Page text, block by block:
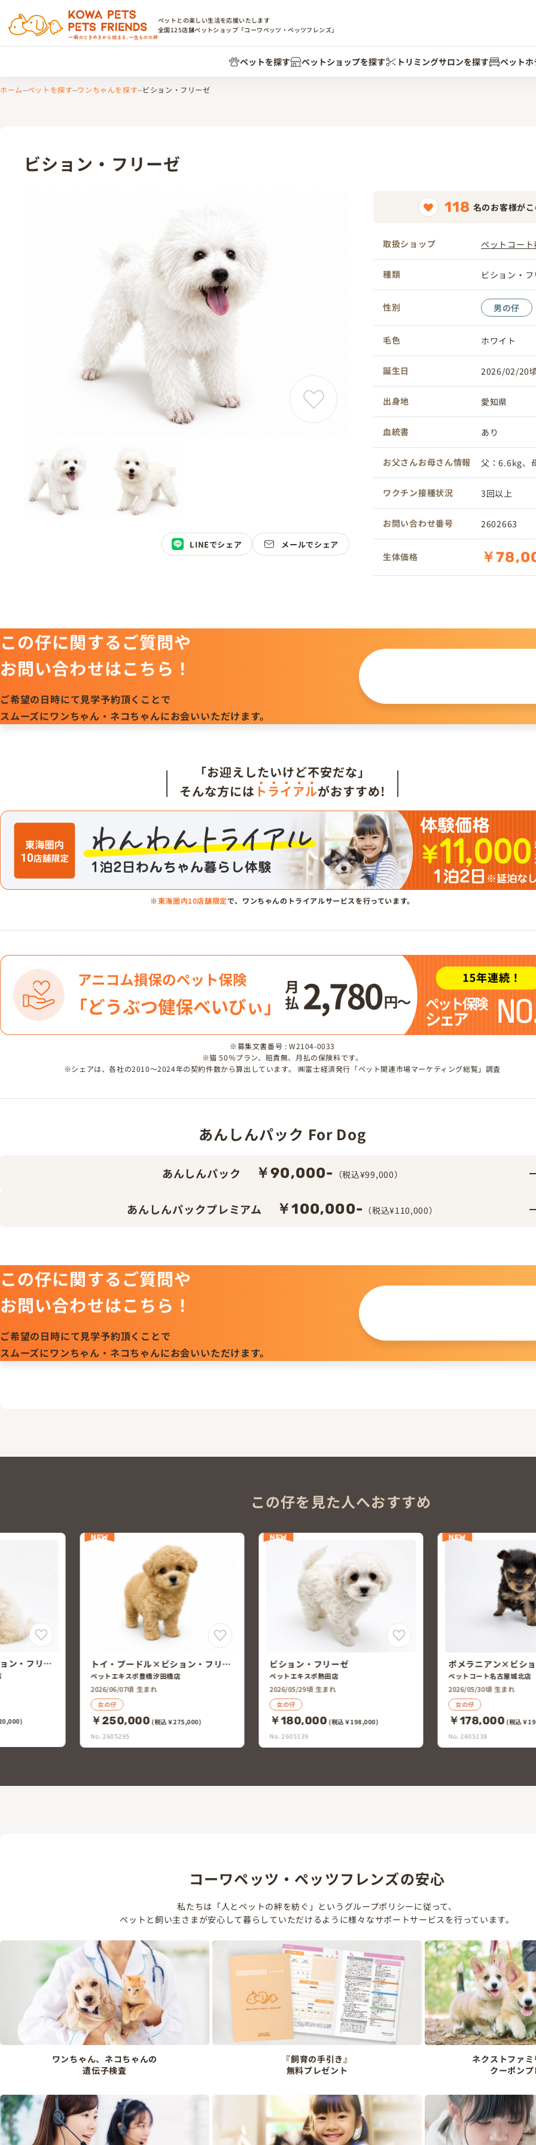
ペットとの楽しい生活を応援いたします
全国125店舗ペットショップ「コーワペッツ・ペッツフレンズ」
ペットを探す ペットショップを探す トリミングサロンを探す ペット
ホーム ペットを探す ワンちゃんを探す ビション・フリーゼ
ビション・フリーゼ
118 名のお客様が
取扱ショップ ペットコー
種類 ビション・
性別 男の仔
毛色 ホワイト
誕生日 2026/02/20
出身地 愛知県
血統書 あり
お父さんお母さん情報 父：6.6kg、
ワクチン接種状況 3回以上
お問い合わせ番号 2602663
生体価格 ￥
LINEでシェア メールでシェア
この仔に関するご質問や
お問い合わせはこちら！
ご希望の日時にて見学予約頂くことで
スムーズにワンちゃん・ネコちゃんにお会いいただけます。
「お迎えしたいけど不安だな」
そんな方には トライアルがおすすめ!
※東海圏内10店舗限定で、ワンちゃんのトライアルサービスを行っています。
※募集文書番号 : W2104-0033
※猫 50％プラン、賠責無、月払の保険料です。
※シェアは、各社の2010～2024年の契約件数から算出しています。 ㈱富士経済発行「ペット関連市場マーケティング総覧」調査
あんしんパック For Dog
あんしんパック ￥90,000- （税込¥99,000）
あんしんパックプレミアム ￥100,000- （税込¥110,000）
この仔に関するご質問や
お問い合わせはこちら！
ご希望の日時にて見学予約頂くことで
スムーズにワンちゃん・ネコちゃんにお会いいただけます。
この仔を見た人へおすすめ
ン・フリー
NEW
ビション・フリーゼ
ペットエキスポ熱田店
2026/05/29頃 生まれ
女の仔
￥180,000 (税込￥198,000)
No. 2605139
NEW
ポメラニアン×ビション・フリーゼ
ペットコート名古屋城北店
2026/05/30頃 生まれ
女の仔
￥178,000 (税込￥195,800)
No. 2605138
NEW
トイ・プードル×ビ
ゼ
PFC清洲店
2026/05/30頃 生まれ
男の仔
￥198,000 (税込￥
No. 2605108
コーワペッツ・ペッツフレンズの安心
私たちは「人とペットの絆を紡ぐ」というグループポリシーに従って、
ペットと飼い主さまが安心して暮らしていただけるように様々なサポートサービスを行っています。
ワンちゃん、ネコちゃんの
遺伝子検査
『飼育の手引き』
無料プレゼント
ネクストファ
クーポン